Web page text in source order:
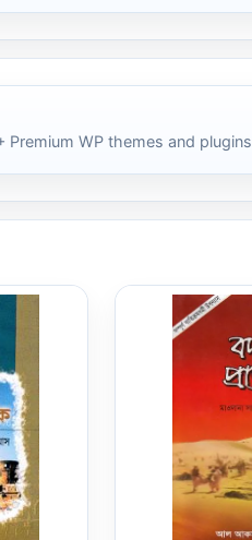
Premium WP themes and plugins